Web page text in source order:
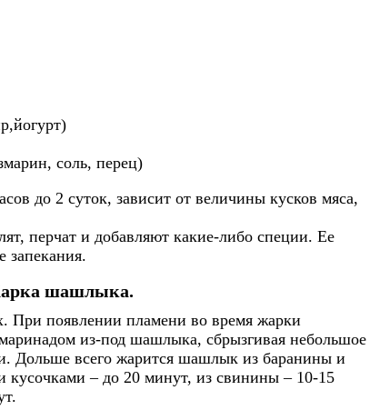
соль, перец)
до 2 суток, зависит от величины кусков мяса,
перчат и добавляют какие-либо специи. Ее
запекания.
шашлыка.
При появлении пламени во время жарки
из-под шашлыка, сбрызгивая небольшое
Дольше всего жарится шашлык из баранины и
кусочками – до 20 минут, из свинины – 10-15